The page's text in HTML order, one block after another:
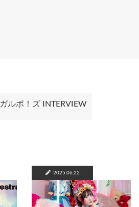
ガルポ！ズ INTERVIEW
2025.06.22